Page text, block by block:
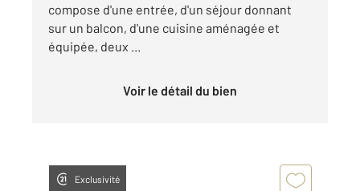
compose d'une entrée, d'un séjour donnant
sur un balcon, d'une cuisine aménagée et
équipée, deux ...
Voir le détail du bien
Exclusivité